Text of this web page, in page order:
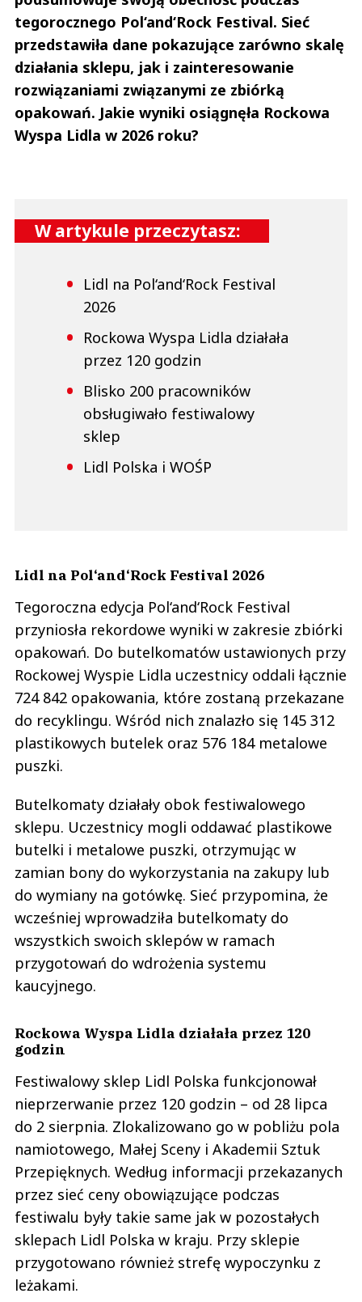
tegorocznego Pol‘and‘Rock Festival. Sieć
przedstawiła dane pokazujące zarówno skalę
działania sklepu, jak i zainteresowanie
rozwiązaniami związanymi ze zbiórką
opakowań. Jakie wyniki osiągnęła Rockowa
Wyspa Lidla w 2026 roku?
W artykule przeczytasz:
Lidl na Pol‘and‘Rock Festival
2026
Rockowa Wyspa Lidla działała
przez 120 godzin
Blisko 200 pracowników
obsługiwało festiwalowy
sklep
Lidl Polska i WOŚP
Lidl na Pol‘and‘Rock Festival 2026
Tegoroczna edycja Pol‘and‘Rock Festival
przyniosła rekordowe wyniki w zakresie zbiórki
opakowań. Do butelkomatów ustawionych przy
Rockowej Wyspie Lidla uczestnicy oddali łącznie
724 842 opakowania, które zostaną przekazane
do recyklingu. Wśród nich znalazło się 145 312
plastikowych butelek oraz 576 184 metalowe
puszki.
Butelkomaty działały obok festiwalowego
sklepu. Uczestnicy mogli oddawać plastikowe
butelki i metalowe puszki, otrzymując w
zamian bony do wykorzystania na zakupy lub
do wymiany na gotówkę. Sieć przypomina, że
wcześniej wprowadziła butelkomaty do
wszystkich swoich sklepów w ramach
przygotowań do wdrożenia systemu
kaucyjnego.
Rockowa Wyspa Lidla działała przez 120
godzin
Festiwalowy sklep Lidl Polska funkcjonował
nieprzerwanie przez 120 godzin – od 28 lipca
do 2 sierpnia. Zlokalizowano go w pobliżu pola
namiotowego, Małej Sceny i Akademii Sztuk
Przepięknych. Według informacji przekazanych
przez sieć ceny obowiązujące podczas
festiwalu były takie same jak w pozostałych
sklepach Lidl Polska w kraju. Przy sklepie
przygotowano również strefę wypoczynku z
leżakami.